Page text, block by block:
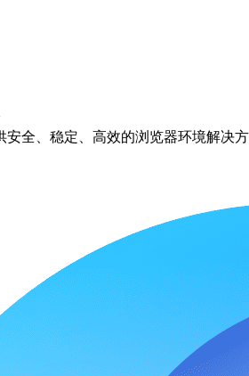
安全、稳定、高效的浏览器环境解决方